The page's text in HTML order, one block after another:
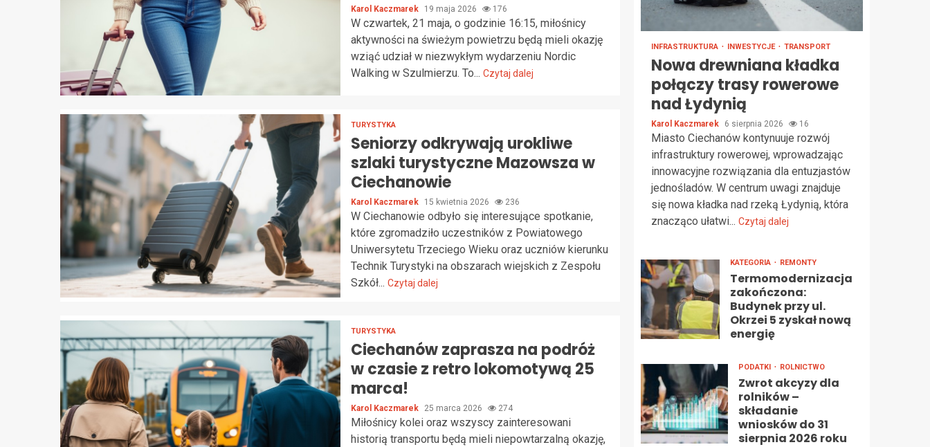
Karol Kaczmarek 19 maja 2026 176
W czwartek, 21 maja, o godzinie 16:15, miłośnicy
aktywności na świeżym powietrzu będą mieli okazję
wziąć udział w niezwykłym wydarzeniu Nordic
Walking w Szulmierzu. To... Czytaj dalej
TURYSTYKA
Seniorzy odkrywają urokliwe
szlaki turystyczne Mazowsza w
Ciechanowie
Karol Kaczmarek 15 kwietnia 2026 236
W Ciechanowie odbyło się interesujące spotkanie,
które zgromadziło uczestników z Powiatowego
Uniwersytetu Trzeciego Wieku oraz uczniów kierunku
Technik Turystyki na obszarach wiejskich z Zespołu
Szkół... Czytaj dalej
TURYSTYKA
Ciechanów zaprasza na podróż
w czasie z retro lokomotywą 25
marca!
Karol Kaczmarek 25 marca 2026 274
Miłośnicy kolei oraz wszyscy zainteresowani
historią transportu będą mieli niepowtarzalną okazję,
INFRASTRUKTURA INWESTYCJE TRANSPORT
Nowa drewniana kładka
połączy trasy rowerowe
nad Łydynią
Karol Kaczmarek 6 sierpnia 2026 16
Miasto Ciechanów kontynuuje rozwój
infrastruktury rowerowej, wprowadzając
innowacyjne rozwiązania dla entuzjastów
jednośladów. W centrum uwagi znajduje
się nowa kładka nad rzeką Łydynią, która
znacząco ułatwi... Czytaj dalej
KATEGORIA REMONTY
Termomodernizacja
zakończona:
Budynek przy ul.
Okrzei 5 zyskał nową
energię
PODATKI ROLNICTWO
Zwrot akcyzy dla
rolników –
składanie
wniosków do 31
sierpnia 2026 roku